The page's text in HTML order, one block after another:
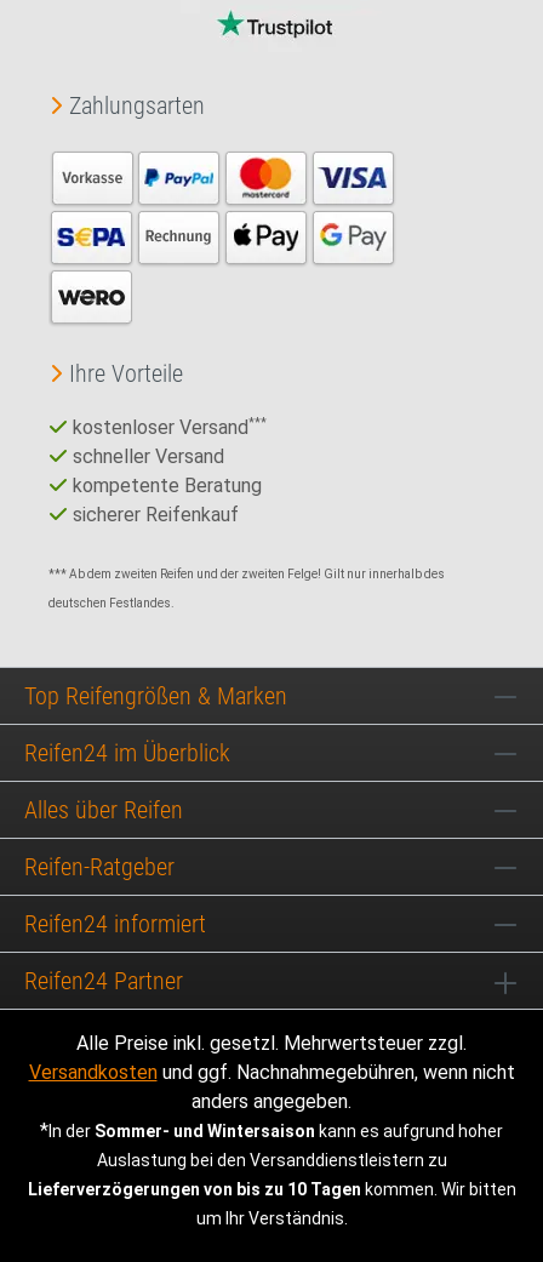
Zahlungsarten
Ihre Vorteile
kostenloser Versand***
schneller Versand
kompetente Beratung
sicherer Reifenkauf
*** Ab dem zweiten Reifen und der zweiten Felge! Gilt nur innerhalb des
deutschen Festlandes.
Top Reifengrößen & Marken
Reifen24 im Überblick
Alles über Reifen
Reifen-Ratgeber
Reifen24 informiert
Reifen24 Partner
Alle Preise inkl. gesetzl. Mehrwertsteuer zzgl.
Versandkostenund ggf. Nachnahmegebühren, wenn nicht
anders angegeben.
*In der Sommer- und Wintersaison kann es aufgrund hoher
Auslastung bei den Versanddienstleistern zu
Lieferverzögerungen von bis zu 10 Tagen kommen. Wir bitten
um Ihr Verständnis.